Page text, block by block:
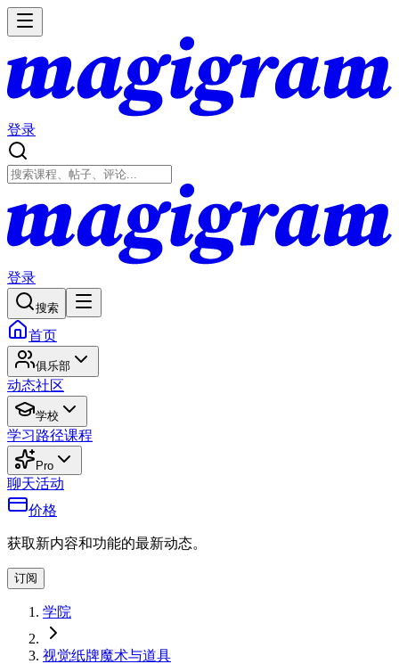
登录
登录
搜索
首页
俱乐部
动态社区
学校
学习路径课程
Pro
聊天活动
价格
获取新内容和功能的最新动态。
订阅
学院
视觉纸牌魔术与道具